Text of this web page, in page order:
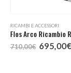
RICAMBI E ACCESSORI
710,00€ Il
prezzo
695,00€Il